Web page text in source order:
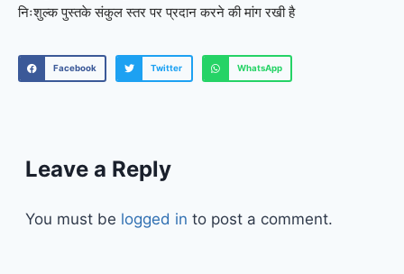
निःशुल्क पुस्तके संकुल स्तर पर प्रदान करने की मांग रखी है
Facebook Twitter WhatsApp
Leave a Reply
You must be logged in to post a comment.